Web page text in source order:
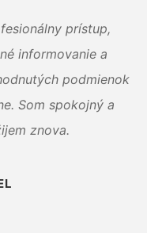
prístup,
informovanie a
podmienok
Som spokojný a
znova.